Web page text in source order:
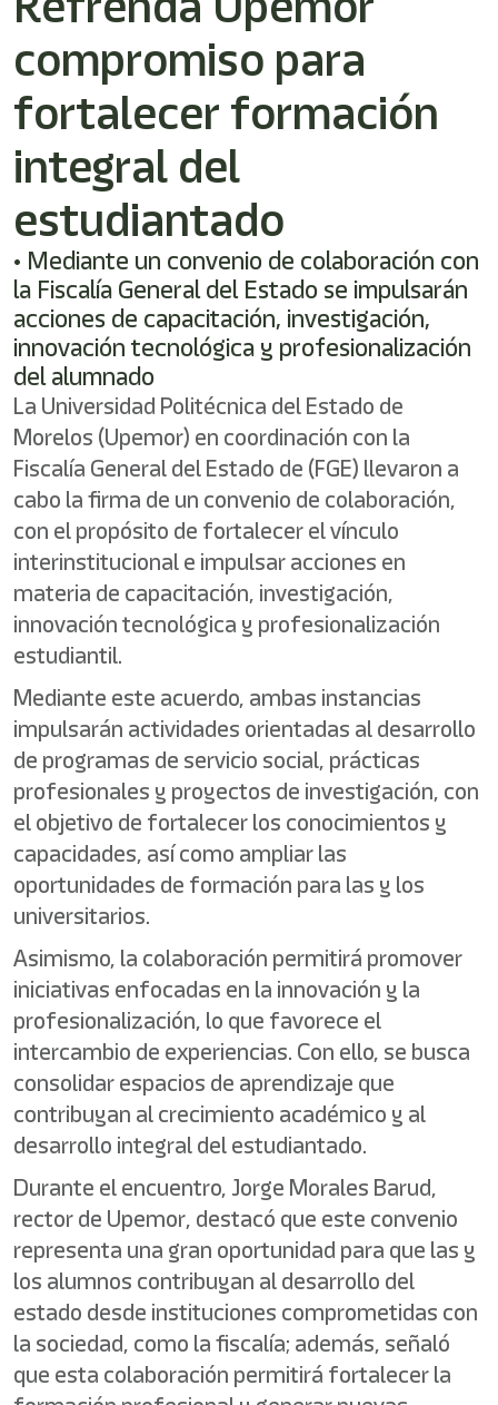
Este
directo
lector
de
pantalla
ayudarle
navegar
interactuar
con
contenido.
compromiso para
fortalecer formación
integral del
estudiantado
• Mediante un convenio de colaboración con
la Fiscalía General del Estado se impulsarán
acciones de capacitación, investigación,
innovación tecnológica y profesionalización
del alumnado
La Universidad Politécnica del Estado de
Morelos (Upemor) en coordinación con la
Fiscalía General del Estado de (FGE) llevaron a
cabo la firma de un convenio de colaboración,
con el propósito de fortalecer el vínculo
interinstitucional e impulsar acciones en
materia de capacitación, investigación,
innovación tecnológica y profesionalización
estudiantil.
Mediante este acuerdo, ambas instancias
impulsarán actividades orientadas al desarrollo
de programas de servicio social, prácticas
profesionales y proyectos de investigación, con
el objetivo de fortalecer los conocimientos y
capacidades, así como ampliar las
oportunidades de formación para las y los
universitarios.
Asimismo, la colaboración permitirá promover
iniciativas enfocadas en la innovación y la
profesionalización, lo que favorece el
intercambio de experiencias. Con ello, se busca
consolidar espacios de aprendizaje que
contribuyan al crecimiento académico y al
desarrollo integral del estudiantado.
Durante el encuentro, Jorge Morales Barud,
rector de Upemor, destacó que este convenio
representa una gran oportunidad para que las y
los alumnos contribuyan al desarrollo del
estado desde instituciones comprometidas con
la sociedad, como la fiscalía; además, señaló
que esta colaboración permitirá fortalecer la